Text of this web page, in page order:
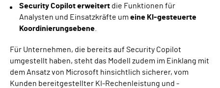
Security Copilot erweitert die Funktionen für
Analysten und Einsatzkräfte um eine KI-gesteuerte
Koordinierungsebene
Für Unternehmen, die bereits auf Security Copilot
umgestellt haben, steht das Modell zudem im Einklang mit
dem Ansatz von Microsoft hinsichtlich sicherer, vom
Kunden bereitgestellter KI-Rechenleistung und -